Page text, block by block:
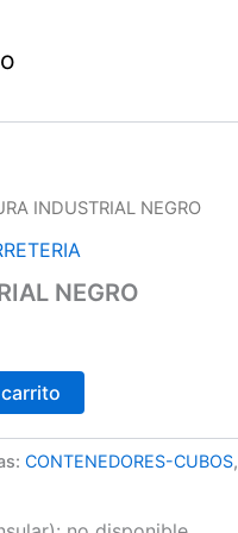
INDUSTRIAL NEGRO
NEGRO
CONTENEDORES-CUBOS,